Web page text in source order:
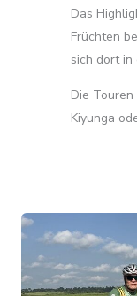
Das
Früchten
sich dort in
Die
Kiyunga